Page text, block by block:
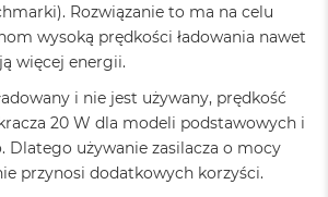
Rozwiązanie to ma na celu
wysoką prędkości ładowania nawet
więcej energii.
i nie jest używany, prędkość
20 W dla modeli podstawowych i
Dlatego używanie zasilacza o mocy
przynosi dodatkowych korzyści.